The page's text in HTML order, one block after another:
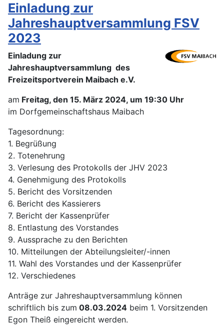
Einladung zur
Jahreshauptversammlung FSV
2023
Einladung zur
Jahreshauptversammlung des
Freizeitsportverein Maibach e.V.
am Freitag, den 15. März 2024, um 19:30 Uhr
im Dorfgemeinschaftshaus Maibach
Tagesordnung:
1. Begrüßung
2. Totenehrung
3. Verlesung des Protokolls der JHV 2023
4. Genehmigung des Protokolls
5. Bericht des Vorsitzenden
6. Bericht des Kassierers
7. Bericht der Kassenprüfer
8. Entlastung des Vorstandes
9. Aussprache zu den Berichten
10. Mitteilungen der Abteilungsleiter/-innen
11. Wahl des Vorstandes und der Kassenprüfer
12. Verschiedenes
Anträge zur Jahreshauptversammlung können
schriftlich bis zum 08.03.2024 beim 1. Vorsitzenden
Egon Theiß eingereicht werden.